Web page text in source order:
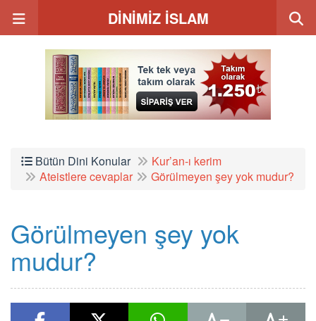
DİNİMİZ İSLAM
Bütün Dini Konular
Kur’an-ı kerim
Ateistlere cevaplar
Görülmeyen şey yok mudur?
Görülmeyen şey yok
mudur?